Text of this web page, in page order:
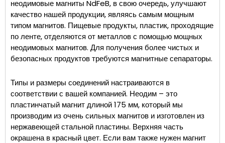
неодимовые магниты NdFeB, в свою очередь, улучшают
качество нашей продукции, являясь самым мощным
типом магнитов. Пищевые продукты, пластик, проходящие
по ленте, отделяются от металлов с помощью мощных
неодимовых магнитов. Для получения более чистых и
безопасных продуктов требуются магнитные сепараторы.
Типы и размеры соединений настраиваются в
соответствии с вашей компанией. Неодим – это
пластинчатый магнит длиной 175 мм, который мы
производим из очень сильных магнитов и изготовлен из
нержавеющей стальной пластины. Верхняя часть
окрашена в красный цвет. Если вам также нужен магнит